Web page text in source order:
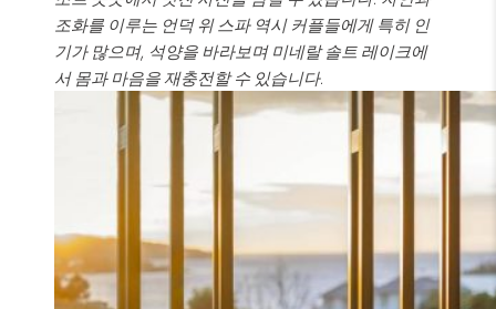
조화를 이루는 언덕 위 스파 역시 커플들에게 특히 인
기가 많으며, 석양을 바라보며 미네랄 솔트 레이크에
서 몸과 마음을 재충전할 수 있습니다.